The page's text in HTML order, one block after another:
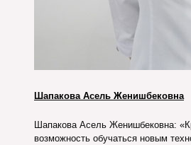
Шапакова Асель Женишбековна
Шапакова Асель Женишбековна:
возможность обучаться новым